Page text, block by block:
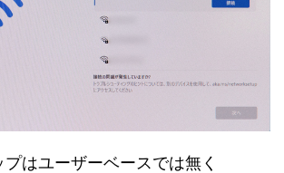
はユーザーベースでは無く